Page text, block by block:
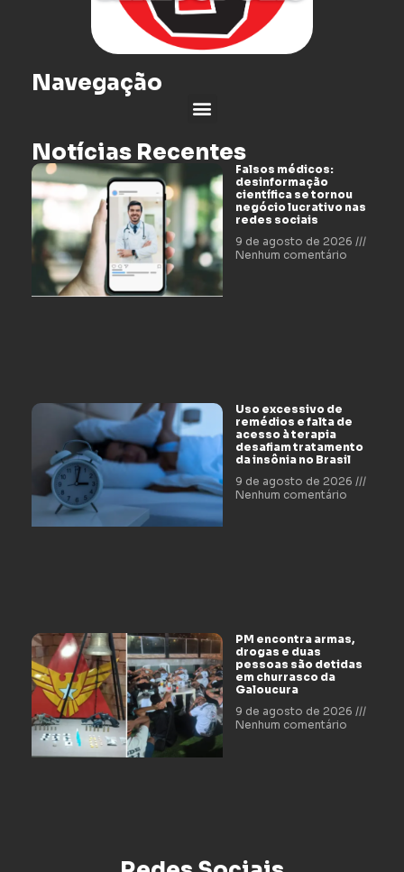
Navegação
Notícias Recentes
Falsos médicos:
desinformação
científica se tornou
negócio lucrativo nas
redes sociais
9 de agosto de 2026
Nenhum comentário
Uso excessivo de
remédios e falta de
acesso à terapia
desafiam tratamento
da insônia no Brasil
9 de agosto de 2026
Nenhum comentário
PM encontra armas,
drogas e duas
pessoas são detidas
em churrasco da
Galoucura
9 de agosto de 2026
Nenhum comentário